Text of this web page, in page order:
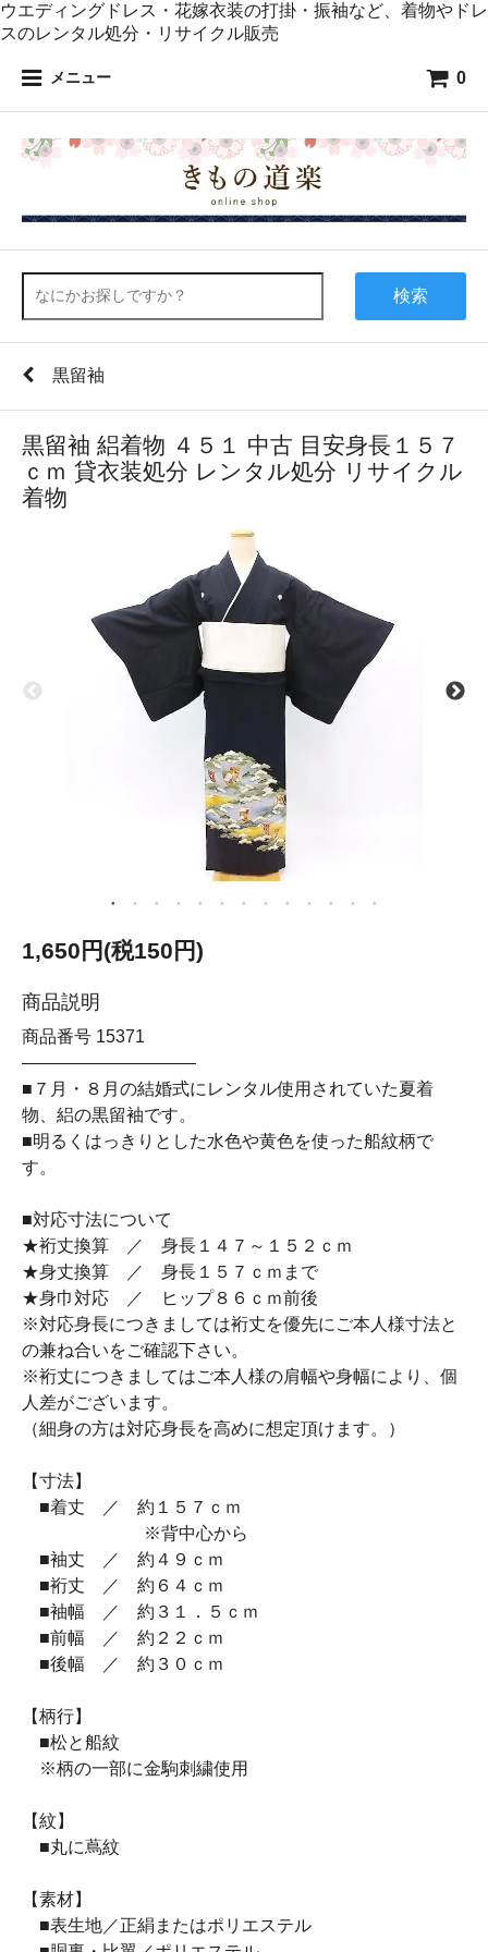
ウエディングドレス・花嫁衣装の打掛・振袖など、着物やドレ
スのレンタル処分・リサイクル販売
メニュー 0
検索
黒留袖
黒留袖 絽着物 ４５１ 中古 目安身長１５７
ｃｍ 貸衣装処分 レンタル処分 リサイクル
着物
1,650円(税150円)
商品説明
商品番号 15371
――――――――――
■７月・８月の結婚式にレンタル使用されていた夏着
物、絽の黒留袖です。
■明るくはっきりとした水色や黄色を使った船紋柄で
す。
■対応寸法について
★裄丈換算 ／ 身長１４７～１５２ｃｍ
★身丈換算 ／ 身長１５７ｃｍまで
★身巾対応 ／ ヒップ８６ｃｍ前後
※対応身長につきましては裄丈を優先にご本人様寸法と
の兼ね合いをご確認下さい。
※裄丈につきましてはご本人様の肩幅や身幅により、個
人差がございます。
（細身の方は対応身長を高めに想定頂けます。）
【寸法】
■着丈 ／ 約１５７ｃｍ
※背中心から
■袖丈 ／ 約４９ｃｍ
■裄丈 ／ 約６４ｃｍ
■袖幅 ／ 約３１．５ｃｍ
■前幅 ／ 約２２ｃｍ
■後幅 ／ 約３０ｃｍ
【柄行】
■松と船紋
※柄の一部に金駒刺繍使用
【紋】
■丸に蔦紋
【素材】
■表生地／正絹またはポリエステル